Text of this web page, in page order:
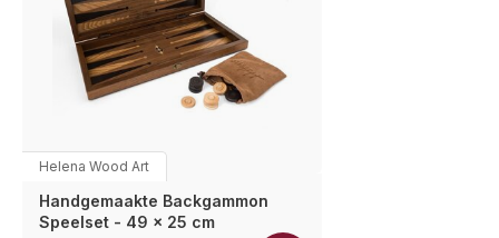
Helena Wood Art
Handgemaakte Backgammon
Speelset - 49 x 25 cm